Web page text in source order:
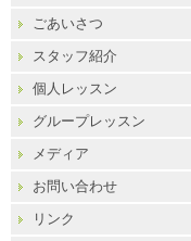
ごあいさつ
スタッフ紹介
個人レッスン
グループレッスン
メディア
お問い合わせ
リンク